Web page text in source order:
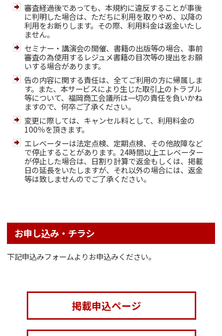
審査経過後であっても、本規約に違反することが事後
に判明した場合は、ただちに利用を取りやめ、以降の
利用をお断りします。その際、利用料金は返金いたし
ません。
セミナー・講演会の開催、書籍の出版等の場合、事前
審査の為使用するレジュメ書籍の目次等の提出をお願
いする場合があります。
告の内容に関する責任は、全てご利用の方に帰属しま
す。また、本サービスにより生じた取引上のトラブル
等について、福岡商工会議所は一切の責任を負いかね
ますので、何卒ご了承ください。
変更に際しては、キャンセル料として、利用料金の
100％を頂きます。
エレベーターは法定点検、定期点検、その他故障など
で停止することがあります。24時間以上エレベーター
が停止した場合は、日割り計算で返金もしくは、掲載
日の延長をいたしますが、それ以外の場合には、返金
等は致しませんのでご了承ください。
お申し込み・チラシ
下記申込みフォームよりお申込みください。
掲載申込ページ